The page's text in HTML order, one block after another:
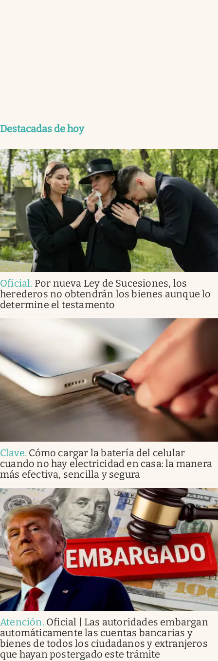
Destacadas de hoy
Oficial. Por nueva Ley de Sucesiones, los
herederos no obtendrán los bienes aunque lo
determine el testamento
Clave. Cómo cargar la batería del celular
cuando no hay electricidad en casa: la manera
más efectiva, sencilla y segura
Atención. Oficial | Las autoridades embargan
automáticamente las cuentas bancarias y
bienes de todos los ciudadanos y extranjeros
que hayan postergado este trámite